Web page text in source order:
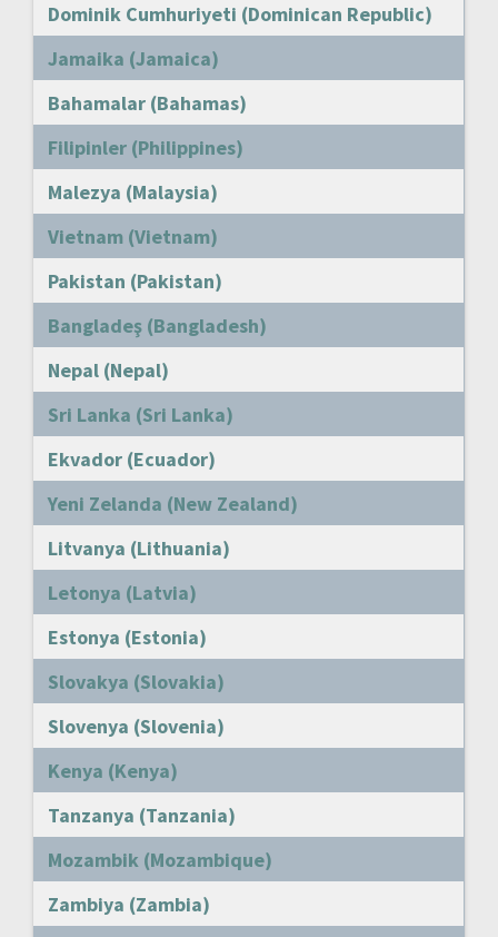
Dominik Cumhuriyeti (Dominican Republic)
Jamaika (Jamaica)
Bahamalar (Bahamas)
Filipinler (Philippines)
Malezya (Malaysia)
Vietnam (Vietnam)
Pakistan (Pakistan)
Bangladeş (Bangladesh)
Nepal (Nepal)
Sri Lanka (Sri Lanka)
Ekvador (Ecuador)
Yeni Zelanda (New Zealand)
Litvanya (Lithuania)
Letonya (Latvia)
Estonya (Estonia)
Slovakya (Slovakia)
Slovenya (Slovenia)
Kenya (Kenya)
Tanzanya (Tanzania)
Mozambik (Mozambique)
Zambiya (Zambia)